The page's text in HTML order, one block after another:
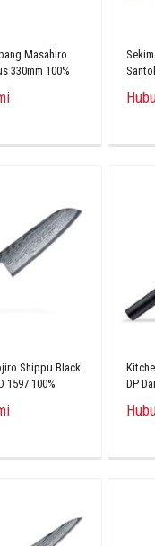
Masahiro
330mm 100%
Shippu Black
1597 100%
DP